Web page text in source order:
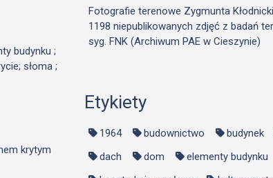
budynku ;
słoma ;
krytym
Fotografie terenowe Zygmunta
1198 niepublikowanych zdjęć z badań
syg. FNK (Archiwum PAE w Cieszynie)
Etykiety
1964 budownictwo budynek
dach
dom elementy budynku